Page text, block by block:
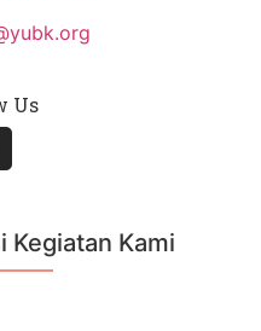
Us
Kegiatan Kami